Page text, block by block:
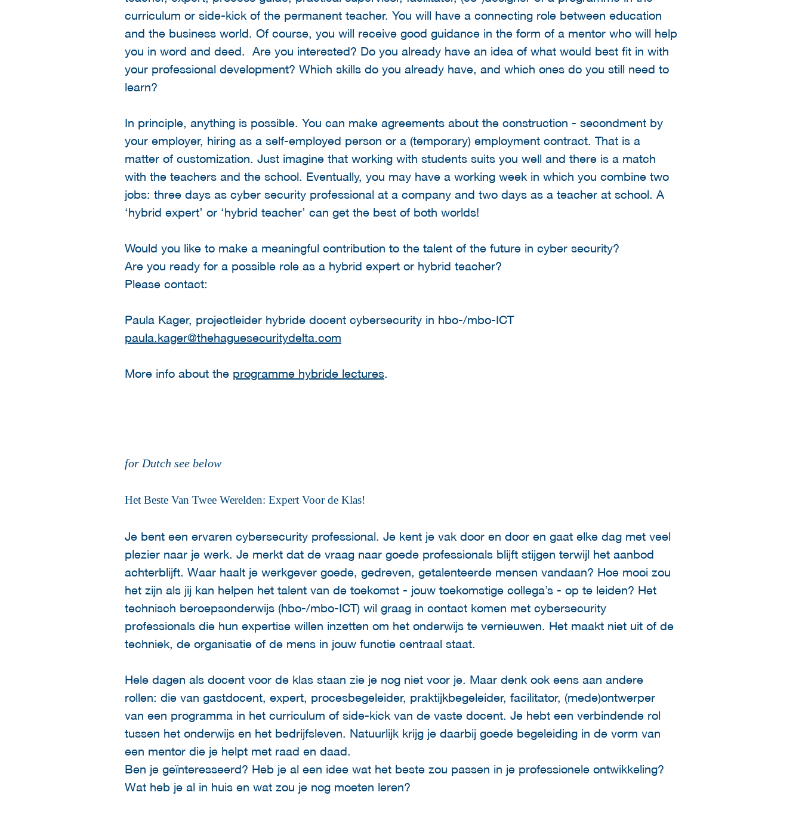
curriculum or side-kick of the permanent teacher. You will have a connecting role between education
and the business world. Of course, you will receive good guidance in the form of a mentor who will help
you in word and deed. Are you interested? Do you already have an idea of what would best fit in with
your professional development? Which skills do you already have, and which ones do you still need to
learn?
In principle, anything is possible. You can make agreements about the construction - secondment by
your employer, hiring as a self-employed person or a (temporary) employment contract. That is a
matter of customization. Just imagine that working with students suits you well and there is a match
with the teachers and the school. Eventually, you may have a working week in which you combine two
jobs: three days as cyber security professional at a company and two days as a teacher at school. A
‘hybrid expert’ or ‘hybrid teacher’ can get the best of both worlds!
Would you like to make a meaningful contribution to the talent of the future in cyber security?
Are you ready for a possible role as a hybrid expert or hybrid teacher?
Please contact:
Paula Kager, projectleider hybride docent cybersecurity in hbo-/mbo-ICT
paula.kager@thehaguesecuritydelta.com
More info about the programme hybride lectures.
for Dutch see below
Het Beste Van Twee Werelden: Expert Voor de Klas!
Je bent een ervaren cybersecurity professional. Je kent je vak door en door en gaat elke dag met veel
plezier naar je werk. Je merkt dat de vraag naar goede professionals blijft stijgen terwijl het aanbod
achterblijft. Waar haalt je werkgever goede, gedreven, getalenteerde mensen vandaan? Hoe mooi zou
het zijn als jij kan helpen het talent van de toekomst - jouw toekomstige collega’s - op te leiden? Het
technisch beroepsonderwijs (hbo-/mbo-ICT) wil graag in contact komen met cybersecurity
professionals die hun expertise willen inzetten om het onderwijs te vernieuwen. Het maakt niet uit of de
techniek, de organisatie of de mens in jouw functie centraal staat.
Hele dagen als docent voor de klas staan zie je nog niet voor je. Maar denk ook eens aan andere
rollen: die van gastdocent, expert, procesbegeleider, praktijkbegeleider, facilitator, (mede)ontwerper
van een programma in het curriculum of side-kick van de vaste docent. Je hebt een verbindende rol
tussen het onderwijs en het bedrijfsleven. Natuurlijk krijg je daarbij goede begeleiding in de vorm van
een mentor die je helpt met raad en daad.
Ben je geïnteresseerd? Heb je al een idee wat het beste zou passen in je professionele ontwikkeling?
Wat heb je al in huis en wat zou je nog moeten leren?